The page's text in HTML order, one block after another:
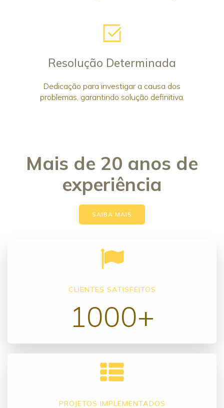
Resolução Determinada
Dedicação para investigar a causa dos
problemas, garantindo solução definitiva.
Mais de 20 anos de
experiência
SAIBA MAIS
CLIENTES SATISFEITOS
1000+
PROJETOS IMPLEMENTADOS